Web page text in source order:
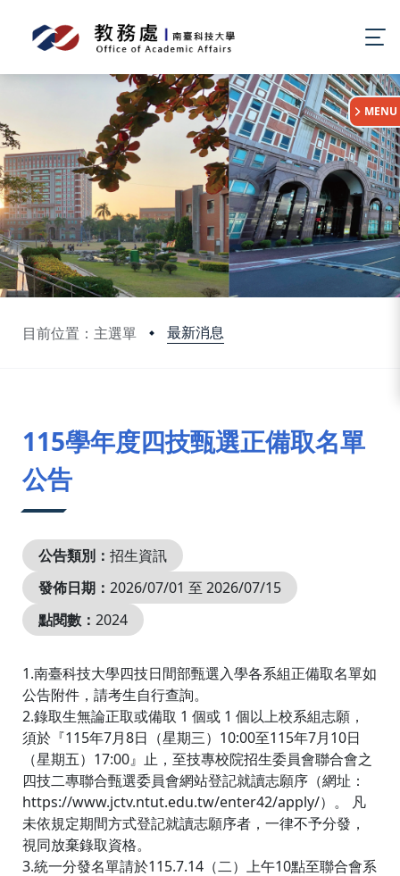
目前位置：主選單 最新消息
:::
MENU
115學年度四技甄選正備取名單
公告
公告類別： 招生資訊
發佈日期： 2026/07/01 至 2026/07/15
點閱數： 2024
1.南臺科技大學四技日間部甄選入學各系組正備取名單如
公告附件，請考生自行查詢。
2.錄取生無論正取或備取 1 個或 1 個以上校系組志願，
須於『115年7月8日（星期三）10:00至115年7月10日
（星期五）17:00』止，至技專校院招生委員會聯合會之
四技二專聯合甄選委員會網站登記就讀志願序（網址：
https://www.jctv.ntut.edu.tw/enter42/apply/）。 凡
未依規定期間方式登記就讀志願序者，一律不予分發，
視同放棄錄取資格。
3.統一分發名單請於115.7.14（二）上午10點至聯合會系